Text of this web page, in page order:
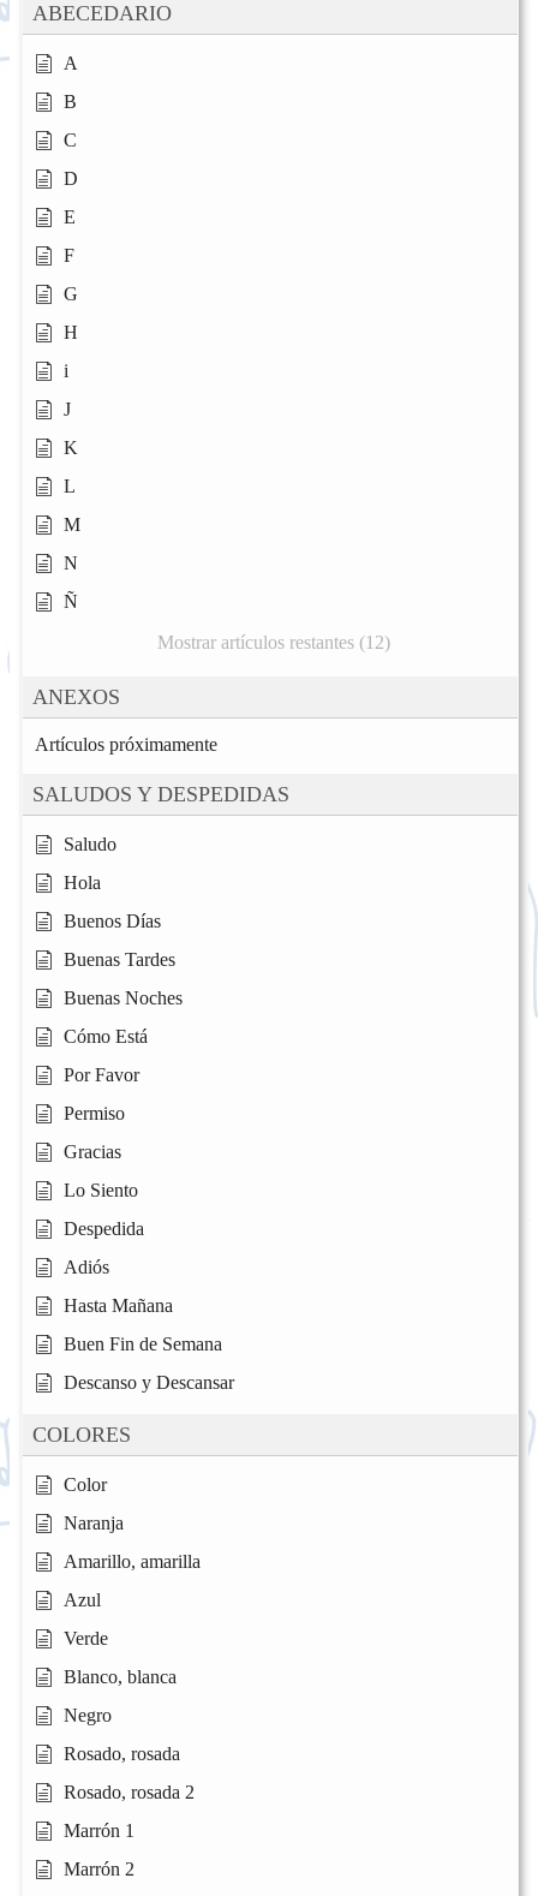
ABECEDARIO
A
B
C
D
E
F
G
H
i
J
K
L
M
N
Ñ
Mostrar artículos restantes (12)
ANEXOS
Artículos próximamente
SALUDOS Y DESPEDIDAS
Saludo
Hola
Buenos Días
Buenas Tardes
Buenas Noches
Cómo Está
Por Favor
Permiso
Gracias
Lo Siento
Despedida
Adiós
Hasta Mañana
Buen Fin de Semana
Descanso y Descansar
COLORES
Color
Naranja
Amarillo, amarilla
Azul
Verde
Blanco, blanca
Negro
Rosado, rosada
Rosado, rosada 2
Marrón 1
Marrón 2